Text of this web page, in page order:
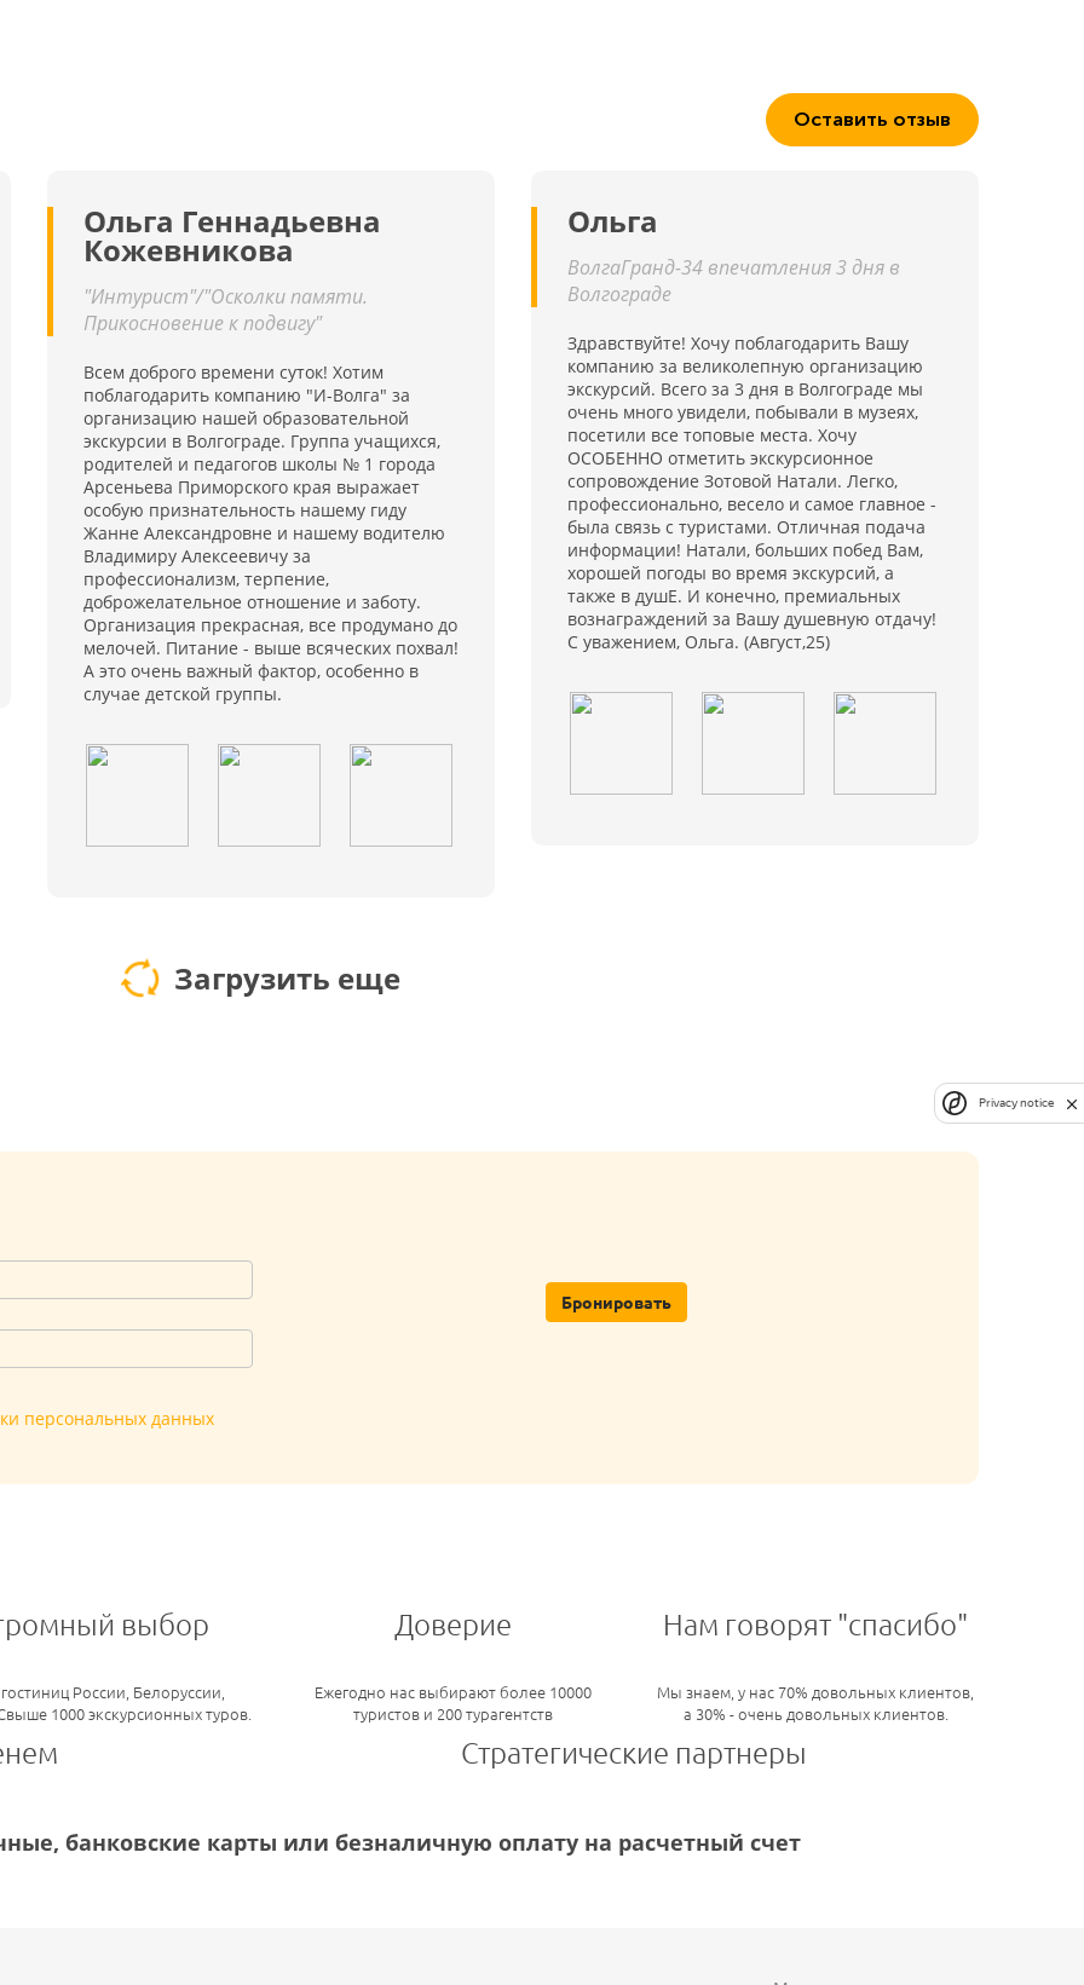
Оставить отзыв
Ольга Геннадьевна
Кожевникова
"Интурист"/"Осколки памяти.
Прикосновение к подвигу"
Всем доброго времени суток! Хотим
поблагодарить компанию "И-Волга" за
организацию нашей образовательной
экскурсии в Волгограде. Группа учащихся,
родителей и педагогов школы № 1 города
Арсеньева Приморского края выражает
особую признательность нашему гиду
Жанне Александровне и нашему водителю
Владимиру Алексеевичу за
профессионализм, терпение,
доброжелательное отношение и заботу.
Организация прекрасная, все продумано до
мелочей. Питание - выше всяческих похвал!
А это очень важный фактор, особенно в
случае детской группы.
Ольга
ВолгаГранд-34 впечатления 3 дня в
Волгограде
Здравствуйте! Хочу поблагодарить Вашу
компанию за великолепную организацию
экскурсий. Всего за 3 дня в Волгограде мы
очень много увидели, побывали в музеях,
посетили все топовые места. Хочу
ОСОБЕННО отметить экскурсионное
сопровождение Зотовой Натали. Легко,
профессионально, весело и самое главное -
была связь с туристами. Отличная подача
информации! Натали, больших побед Вам,
хорошей погоды во время экскурсий, а
также в душЕ. И конечно, премиальных
вознаграждений за Вашу душевную отдачу!
С уважением, Ольга. (Август,25)
Загрузить еще
персональных данных
Бронировать
выбор
России, Белоруссии,
1000 экскурсионных туров.
Доверие
Ежегодно нас выбирают более 10000
туристов и 200 турагентств
Нам говорят "спасибо"
Мы знаем, у нас 70% довольных клиентов,
а 30% - очень довольных клиентов.
Стратегические партнеры
банковские карты или безналичную оплату на расчетный счет
Privacy notice